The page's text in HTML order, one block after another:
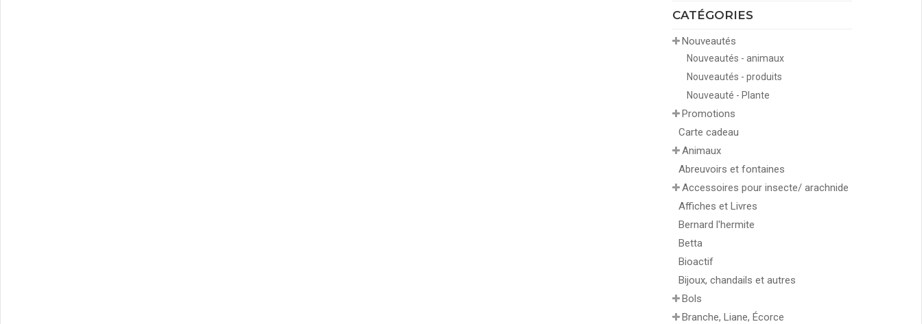
CATÉGORIES
Nouveautés
Nouveautés - animaux
Nouveautés - produits
Nouveauté - Plante
Promotions
Carte cadeau
Animaux
Abreuvoirs et fontaines
Accessoires pour insecte/ arachnide
Affiches et Livres
Bernard l'hermite
Betta
Bioactif
Bijoux, chandails et autres
Bols
Branche, Liane, Écorce